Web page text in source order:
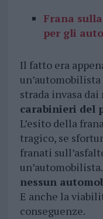
Frana
per gli
Il fatto era
strada invasa dai
carabinieri del
L’esito della
tragico, se
franati
nessun
E anche la
conseguenze.